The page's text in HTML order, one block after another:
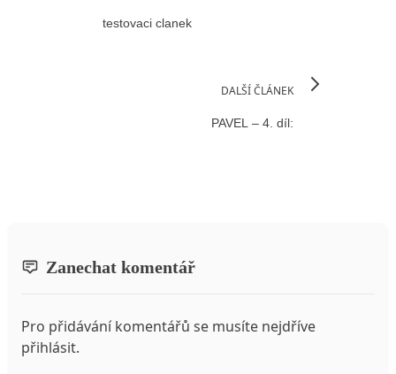
testovaci clanek
DALŠÍ ČLÁNEK
PAVEL – 4. díl:
Zanechat komentář
Pro přidávání komentářů se musíte nejdříve
přihlásit.